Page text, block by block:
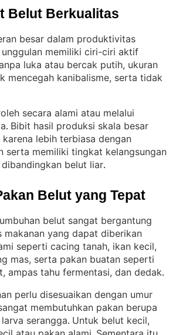
Belut Berkualitas
besar dalam produktivitas
memiliki ciri-ciri aktif
luka atau bercak putih, ukuran
mencegah kanibalisme, serta tidak
secara alami atau melalui
. Bibit hasil produksi skala besar
lebih terbiasa dengan
serta memiliki tingkat kelangsungan
belut liar.
Belut yang Tepat
belut sangat bergantung
makanan yang dapat diberikan
seperti cacing tanah, ikan kecil,
mas, serta pakan buatan seperti
ampas tahu fermentasi, dan dedak.
perlu disesuaikan dengan umur
membutuhkan pakan berupa
serangga. Untuk belut kecil,